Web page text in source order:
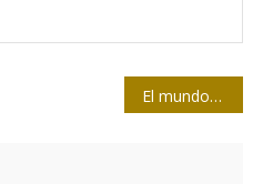
El mundo de los Epstein